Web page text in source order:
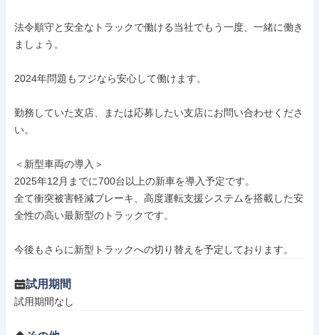
法令順守と安全なトラックで働ける当社でもう一度、一緒に働き
ましょう。
2024年問題もフジなら安心して働けます。
勤務していた支店、または応募したい支店にお問い合わせくださ
い。
＜新型車両の導入＞
2025年12月までに700台以上の新車を導入予定です。
全て衝突被害軽減ブレーキ、高度運転支援システムを搭載した安
全性の高い最新型のトラックです。
今後もさらに新型トラックへの切り替えを予定しております。
試用期間
試用期間なし